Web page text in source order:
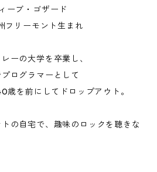
ーブ・ゴザード
フリーモント生まれ
ーの大学を卒業し、
ログラマーとして
歳を前にしてドロップアウト。
の自宅で、趣味のロックを聴きな